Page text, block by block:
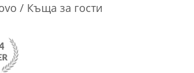
/ Къща за гости